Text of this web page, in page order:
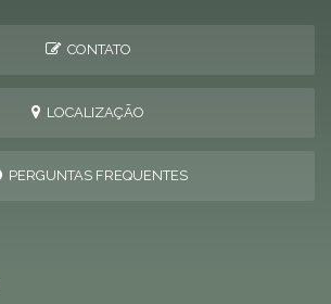
CONTATO
LOCALIZAÇÃO
PERGUNTAS FREQUENTES